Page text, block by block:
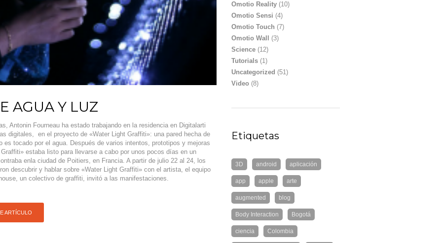
AGUA Y LUZ
Antonin Fourneau ha estado trabajando en la residencia en Digitalarti
digitales, en el proyecto de «Water Light Graffiti»: una pared hecha de
es tocado por el agua. Después de varios intentos, prototipos y mejoras
estaba listo para llevarse a cabo por unos pocos días en un
enla ciudad de Poitiers, en Francia. A partir de julio 22 al 24, los
descubrir y hablar sobre «Water Light Graffiti» con el artista, el equipo
un colectivo de graffiti, invitó a las manifestaciones.
ARTÍCULO
Omotio Reality (10)
Omotio Sensi (4)
Omotio Touch (7)
Omotio Wall
(3)
Science (12)
Tutorials (1)
Uncategorized (51)
Video (8)
Etiquetas
3D android aplicación
app apple arte
augmented blog
Body Interaction Bogotá
ciencia Colombia